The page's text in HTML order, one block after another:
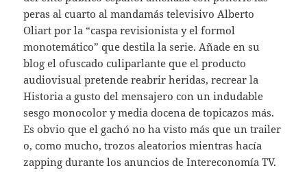
peras al cuarto al mandamás televisivo Alberto
Oliart por la “caspa revisionista y el formol
monotemático” que destila la serie. Añade en su
blog el ofuscado culiparlante que el producto
audiovisual pretende reabrir heridas, recrear la
Historia a gusto del mensajero con un indudable
sesgo monocolor y media docena de topicazos más.
Es obvio que el gachó no ha visto más que un trailer
o, como mucho, trozos aleatorios mientras hacía
zapping durante los anuncios de Intereconomía TV.